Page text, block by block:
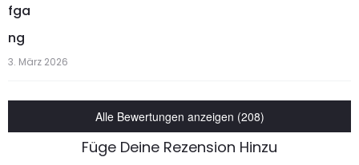
fga
ng
3. März 2026
Alle Bewertungen anzeigen (208)
Füge Deine Rezension Hinzu